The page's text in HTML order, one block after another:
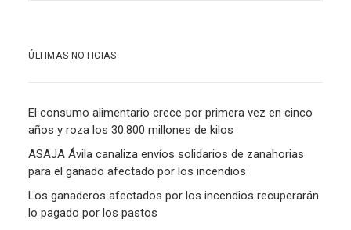
ÚLTIMAS NOTICIAS
El consumo alimentario crece por primera vez en cinco
años y roza los 30.800 millones de kilos
ASAJA Ávila canaliza envíos solidarios de zanahorias
para el ganado afectado por los incendios
Los ganaderos afectados por los incendios recuperarán
lo pagado por los pastos